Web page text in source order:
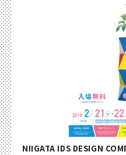
NIIGATA IDS DESIGN